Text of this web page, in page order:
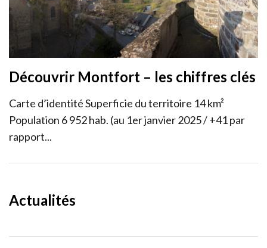
Découvrir Montfort – les chiffres clés
Carte d’identité Superficie du territoire 14 km²
Population 6 952 hab. (au 1er janvier 2025 / +41 par
rapport...
Actualités